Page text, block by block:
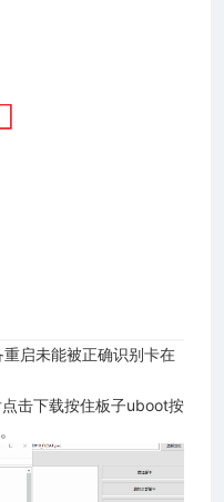
启未能被正确识别卡在
击下载按住板子uboot按